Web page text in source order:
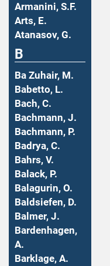
Armanini, S.F.
Arts, E.
Atanasov, G.
B
Ba Zuhair, M.
Babetto, L.
Bach, C.
Bachmann, J.
Bachmann, P.
Badrya, C.
Bahrs, V.
Balack, P.
Balagurin, O.
Baldsiefen, D.
Balmer, J.
Bardenhagen,
A.
Barklage, A.